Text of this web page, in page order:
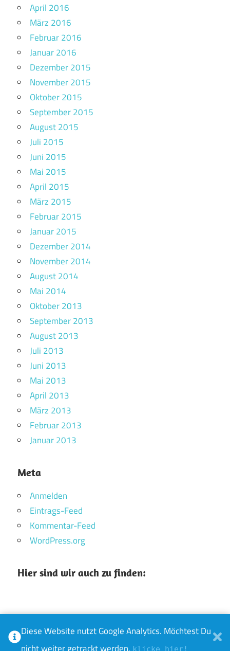
April 2016
März 2016
Februar 2016
Januar 2016
Dezember 2015
November 2015
Oktober 2015
September 2015
August 2015
Juli 2015
Juni 2015
Mai 2015
April 2015
März 2015
Februar 2015
Januar 2015
Dezember 2014
November 2014
August 2014
Mai 2014
Oktober 2013
September 2013
August 2013
Juli 2013
Juni 2013
Mai 2013
April 2013
März 2013
Februar 2013
Januar 2013
Meta
Anmelden
Eintrags-Feed
Kommentar-Feed
WordPress.org
Hier sind wir auch zu finden:
WordPress-Theme: Maxwell von ThemeZee.
Diese Website nutzt Google Analytics. Möchtest Du
klicke hier!